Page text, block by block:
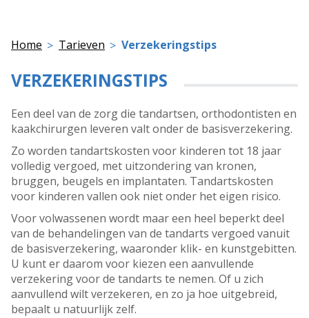
Home Tarieven Verzekeringstips
VERZEKERINGSTIPS
Een deel van de zorg die tandartsen, orthodontisten en
kaakchirurgen leveren valt onder de basisverzekering.
Zo worden tandartskosten voor kinderen tot 18 jaar
volledig vergoed, met uitzondering van kronen,
bruggen, beugels en implantaten. Tandartskosten
voor kinderen vallen ook niet onder het eigen risico.
Voor volwassenen wordt maar een heel beperkt deel
van de behandelingen van de tandarts vergoed vanuit
de basisverzekering, waaronder klik- en kunstgebitten.
U kunt er daarom voor kiezen een aanvullende
verzekering voor de tandarts te nemen. Of u zich
aanvullend wilt verzekeren, en zo ja hoe uitgebreid,
bepaalt u natuurlijk zelf.